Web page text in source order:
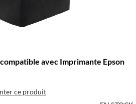
avec Imprimante Epson
ce produit